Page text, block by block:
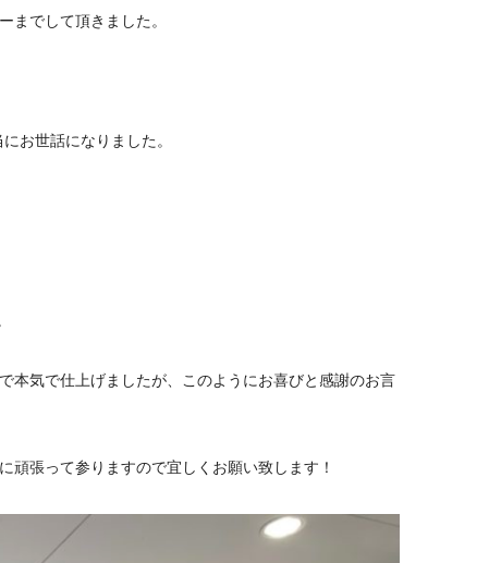
までして頂きました。
お世話になりました。
本気で仕上げましたが、このようにお喜びと感謝のお言
頑張って参りますので宜しくお願い致します！